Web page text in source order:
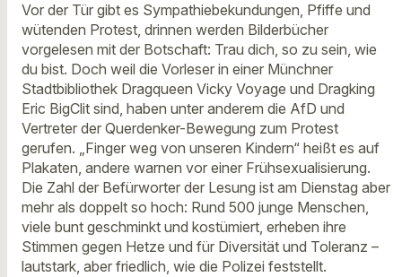
Vor der Tür gibt es Sympathiebekundungen, Pfiffe und
wütenden Protest, drinnen werden Bilderbücher
vorgelesen mit der Botschaft: Trau dich, so zu sein, wie
du bist. Doch weil die Vorleser in einer Münchner
Stadtbibliothek Dragqueen Vicky Voyage und Dragking
Eric BigClit sind, haben unter anderem die AfD und
Vertreter der Querdenker-Bewegung zum Protest
gerufen. „Finger weg von unseren Kindern“ heißt es auf
Plakaten, andere warnen vor einer Frühsexualisierung.
Die Zahl der Befürworter der Lesung ist am Dienstag aber
mehr als doppelt so hoch: Rund 500 junge Menschen,
viele bunt geschminkt und kostümiert, erheben ihre
Stimmen gegen Hetze und für Diversität und Toleranz –
lautstark, aber friedlich, wie die Polizei feststellt.